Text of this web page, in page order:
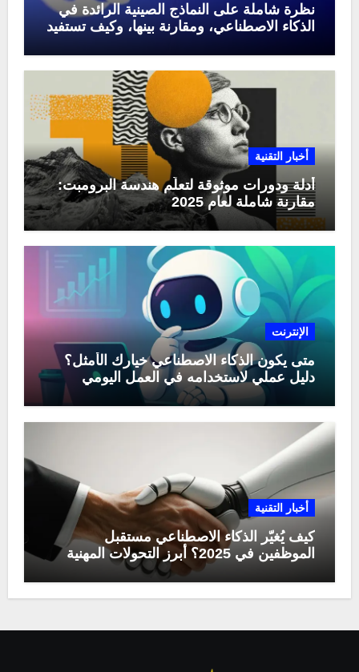
نظرة شاملة على النماذج الصينية الرائدة في
الذكاء الاصطناعي، ومقارنة بينها، وكيف تستفيد
أخبار التقنية
أدلة ودورات موثوقة لتعلّم هندسة البرومبت:
مقارنة شاملة لعام 2025
الإنترنت
متى يكون الذكاء الاصطناعي خيارك الأمثل؟
دليل عملي لاستخدامه في العمل اليومي
أخبار التقنية
كيف يُغيّر الذكاء الاصطناعي مستقبل
الموظفين في 2025؟ أبرز التحولات المهنية